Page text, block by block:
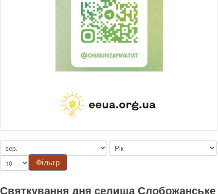
Фільтр
Святкування дня селища Слобожанське